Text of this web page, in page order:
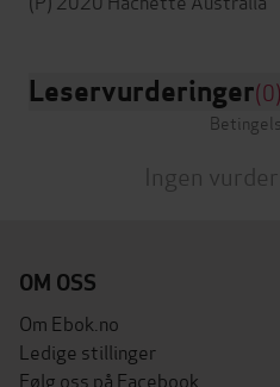
Leservurderinger(0)
Ingen
OM OSS
Om Ebok.no
Ledige stillinger
Følg oss på Facebook